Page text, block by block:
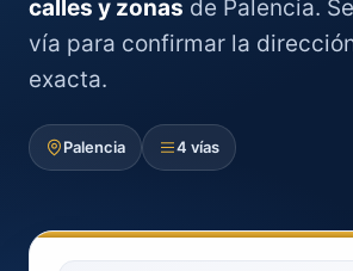
calles y zonas de Palencia.
vía para confirmar la
exacta.
Palencia 4 vías